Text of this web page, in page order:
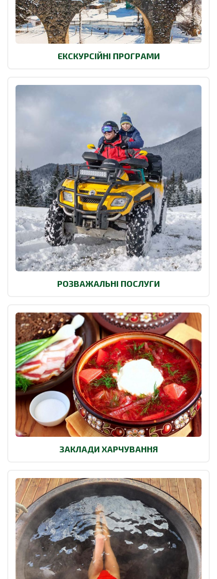
ЕКСКУРСІЙНІ ПРОГРАМИ
РОЗВАЖАЛЬНІ ПОСЛУГИ
ЗАКЛАДИ ХАРЧУВАННЯ